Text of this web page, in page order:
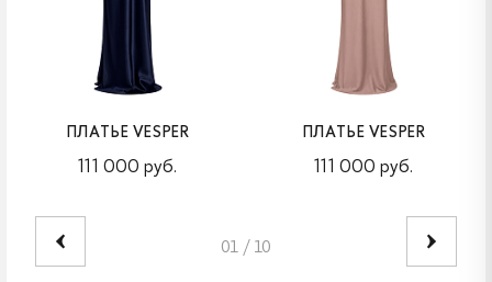
ПЛАТЬЕ VESPER
111 000 руб.
ПЛАТЬЕ VESPER
111 000 руб.
01 / 10